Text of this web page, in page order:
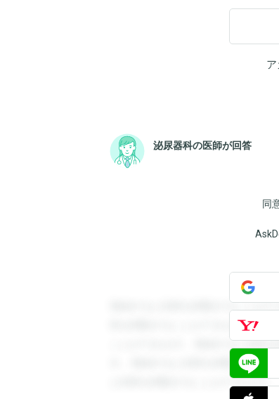
泌尿器科の医師が回答
同
登録すると回答を閲覧することが
答を閲覧することができます。登
ことができます。登録すると回答
す。登録すると回答を閲覧するこ
と回答を閲覧することができます。